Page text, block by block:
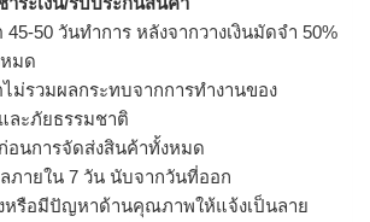
45-50 วันทำการ หลังจากวางเงินมัดจำ 50%
มด
ไม่รวมผลกระทบจากการทำงานของ
ละภัยธรรมชาติ
อนการจัดส่งสินค้าทั้งหมด
ภายใน 7 วัน นับจากวันที่ออก
หรือมีปัญหาด้านคุณภาพให้แจ้งเป็นลาย